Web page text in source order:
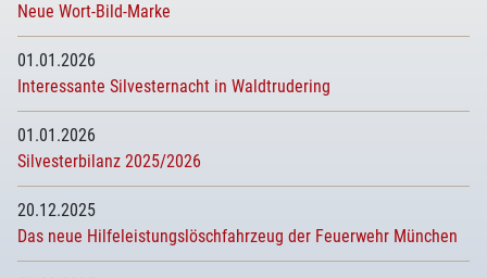
Neue Wort-Bild-Marke
01.01.2026
Interessante Silvesternacht in Waldtrudering
01.01.2026
Silvesterbilanz 2025/2026
20.12.2025
Das neue Hilfeleistungslöschfahrzeug der Feuerwehr München